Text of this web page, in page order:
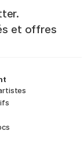
et offres